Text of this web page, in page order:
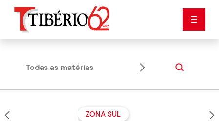
Todas as matérias Dicas
ZONA SUL